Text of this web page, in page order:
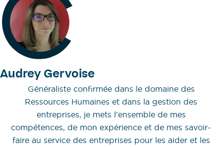
Audrey Gervoise
Généraliste confirmée dans le domaine des
Ressources Humaines et dans la gestion des
entreprises, je mets l'ensemble de mes
compétences, de mon expérience et de mes savoir-
faire au service des entreprises pour les aider et les